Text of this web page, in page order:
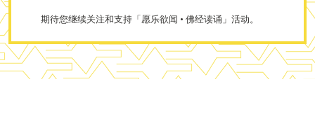
期待您继续关注和支持「愿乐欲闻 • 佛经读诵」活动。